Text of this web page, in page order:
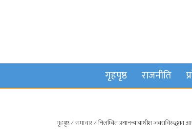
गृहपृष्ठ राजनीति
गृहपृष्ठ∕समाचार∕निलम्बित प्रधानन्यायाधीश जबराविरूद्धका